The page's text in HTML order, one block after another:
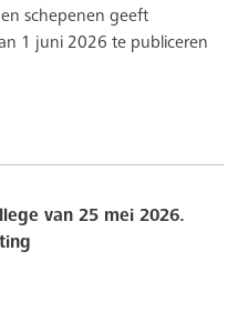
schepenen geeft
1 juni 2026 te publiceren
van 25 mei 2026.